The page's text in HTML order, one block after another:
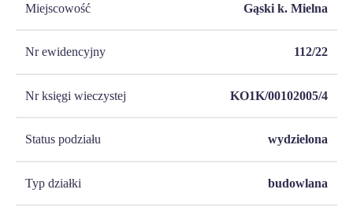
Miejscowość Gąski k. Mielna
Nr ewidencyjny 112/22
Nr księgi wieczystej KO1K/00102005/4
Status podziału wydzielona
Typ działki budowlana